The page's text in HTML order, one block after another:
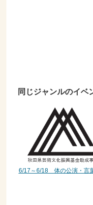
同じジャンルのイベ
6/17～6/18 体の公演・言